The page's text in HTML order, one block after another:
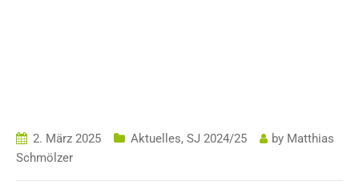
2. März 2025 Aktuelles, SJ 2024/25 by Matthias
Schmölzer